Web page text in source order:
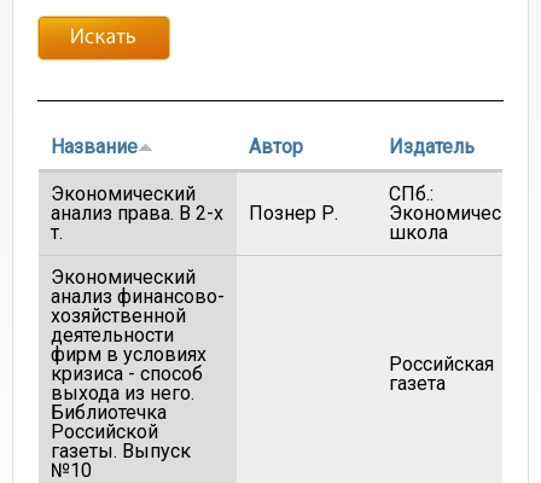
Название Автор Издатель
Экономический
анализ права. В 2-х
т.
Познер Р.
СПб.:
Экономическая
школа
Экономический
анализ финансово-
хозяйственной
деятельности
фирм в условиях
кризиса - способ
выхода из него.
Библиотечка
Российской
газеты. Выпуск
№10
Российская
газета